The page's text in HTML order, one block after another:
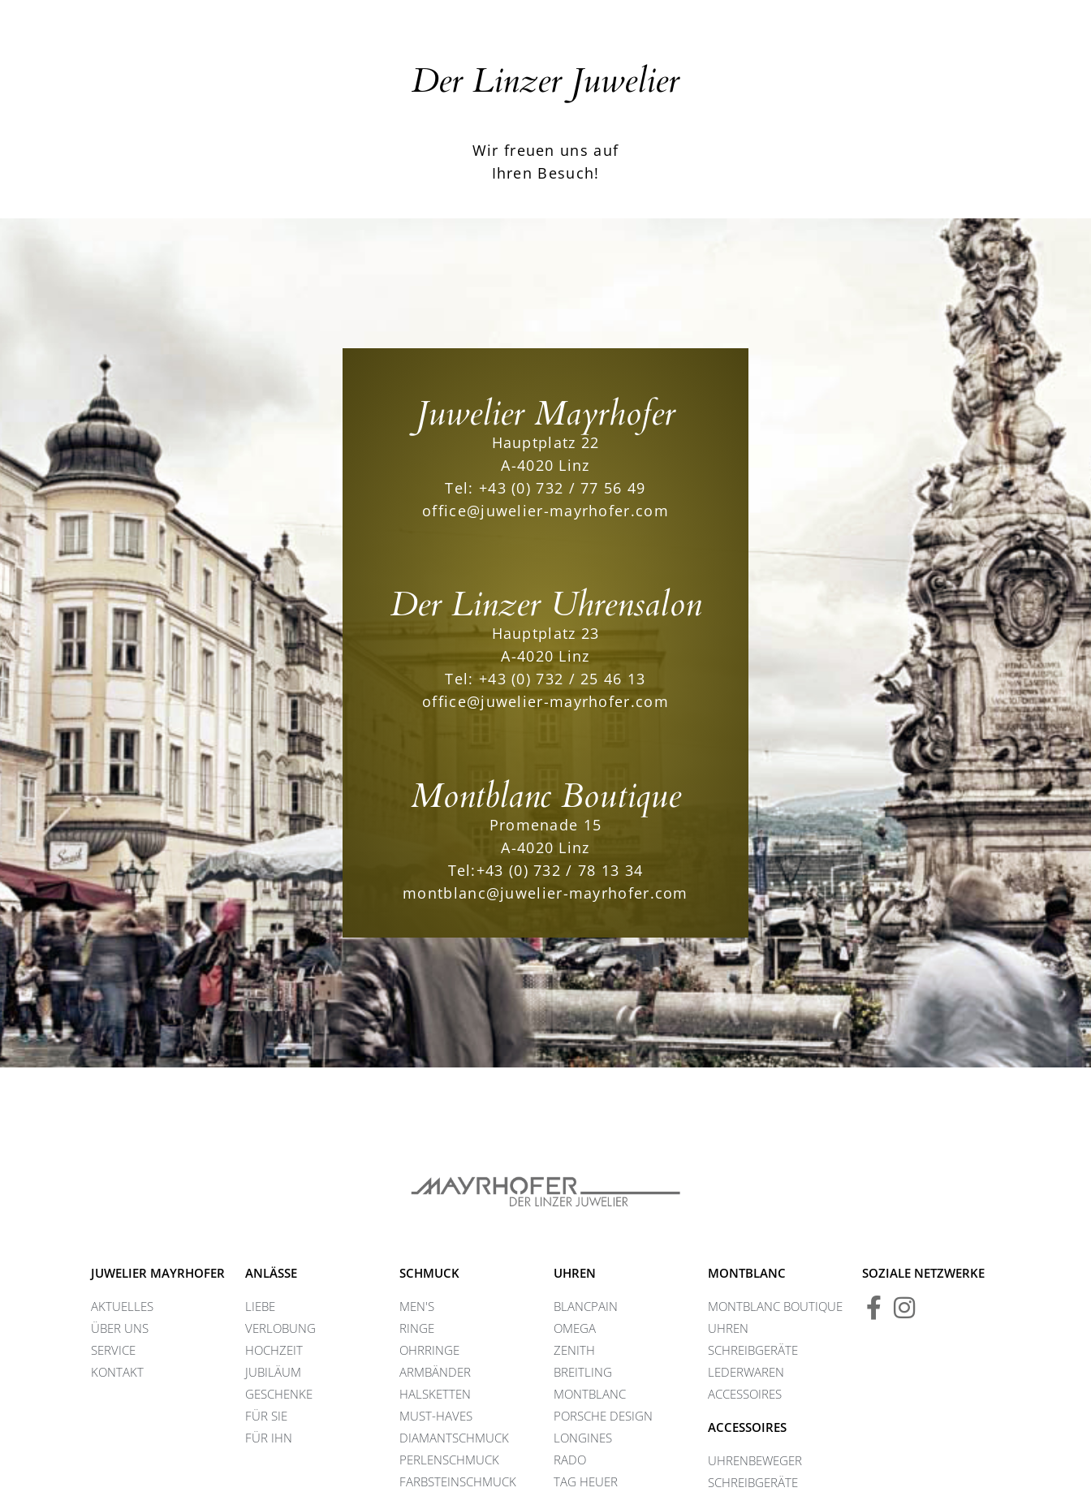
Der Linzer Juwelier
Wir freuen uns auf
Ihren Besuch!
Juwelier Mayrhofer
Hauptplatz 22
A-4020 Linz
Tel: +43 (0) 732 / 77 56 49
office@juwelier-mayrhofer.com
Der Linzer Uhrensalon
Hauptplatz 23
A-4020 Linz
Tel: +43 (0) 732 / 25 46 13
office@juwelier-mayrhofer.com
Montblanc Boutique
Promenade 15
A-4020 Linz
Tel:+43 (0) 732 / 78 13 34
montblanc@juwelier-mayrhofer.com
JUWELIER MAYRHOFER
AKTUELLES
ÜBER UNS
SERVICE
KONTAKT
ANLÄSSE
LIEBE
VERLOBUNG
HOCHZEIT
JUBILÄUM
GESCHENKE
FÜR SIE
FÜR IHN
SCHMUCK
MEN'S
RINGE
OHRRINGE
ARMBÄNDER
HALSKETTEN
MUST-HAVES
DIAMANTSCHMUCK
PERLENSCHMUCK
FARBSTEINSCHMUCK
UHREN
BLANCPAIN
OMEGA
ZENITH
BREITLING
MONTBLANC
PORSCHE DESIGN
LONGINES
RADO
TAG HEUER
MONTBLANC
MONTBLANC BOUTIQUE
UHREN
SCHREIBGERÄTE
LEDERWAREN
ACCESSOIRES
ACCESSOIRES
UHRENBEWEGER
SCHREIBGERÄTE
SOZIALE NETZWERKE